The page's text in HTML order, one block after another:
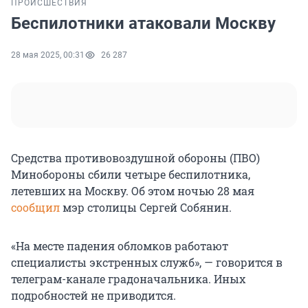
ПРОИСШЕСТВИЯ
Беспилотники атаковали Москву
28 мая 2025, 00:31 26 287
Средства противовоздушной обороны (ПВО)
Минобороны сбили четыре беспилотника,
летевших на Москву. Об этом ночью 28 мая
сообщилмэр столицы Сергей Собянин.
«На месте падения обломков работают
специалисты экстренных служб», — говорится в
телеграм-канале градоначальника. Иных
подробностей не приводится.